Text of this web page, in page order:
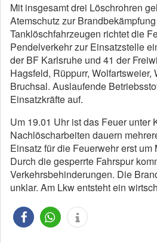
Mit insgesamt drei Löschrohren
Atemschutz zur
Tanklöschfahrzeugen richtet die
Pendelverkehr zur Einsatzstelle
der BF Karlsruhe und 41 der
Hagsfeld, Rüppurr, Wolfartsweier,
Bruchsal. Auslaufende
Einsatzkräfte auf.
Um 19.01 Uhr ist das Feuer unter
Nachlöscharbeiten dauern
Einsatz für die Feuerwehr erst um
Durch die gesperrte Fahrspur
Verkehrsbehinderungen. Die
unklar. Am Lkw entsteht ein